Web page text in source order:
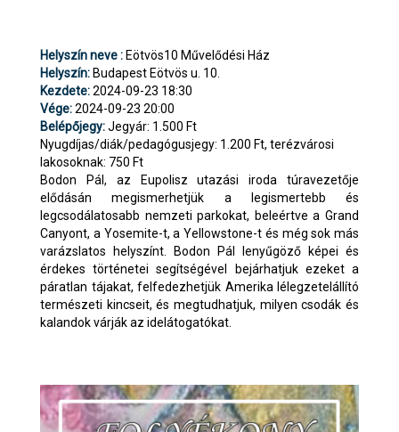
Helyszín neve : Eötvös10 Művelődési Ház
Helyszín: Budapest Eötvös u. 10.
Kezdete:2024-09-23 18:30
Vége:2024-09-23 20:00
Belépőjegy:Jegyár: 1.500 Ft
Nyugdíjas/diák/pedagógusjegy: 1.200 Ft, terézvárosi
lakosoknak: 750 Ft
Bodon Pál, az Eupolisz utazási iroda túravezetője
elődásán megismerhetjük a legismertebb és
legcsodálatosabb nemzeti parkokat, beleértve a Grand
Canyont, a Yosemite-t, a Yellowstone-t és még sok más
varázslatos helyszínt. Bodon Pál lenyűgöző képei és
érdekes történetei segítségével bejárhatjuk ezeket a
páratlan tájakat, felfedezhetjük Amerika lélegzetelállító
természeti kincseit, és megtudhatjuk, milyen csodák és
kalandok várják az idelátogatókat.